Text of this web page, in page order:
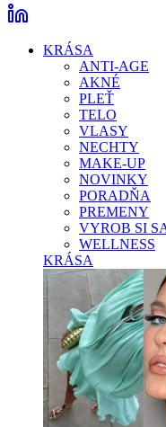
KRÁSA
ANTI-AGE
AKNÉ
PLEŤ
TELO
VLASY
NECHTY
MAKE-UP
NOVINKY
PORADŇA
PREMENY
VYROB SI
WELLNESS
KRÁSA